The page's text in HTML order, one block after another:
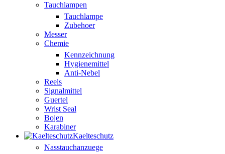
Tauchlampen
Tauchlampe
Zubehoer
Messer
Chemie
Kennzeichnung
Hygienemittel
Anti-Nebel
Reels
Signalmittel
Guertel
Wrist Seal
Bojen
Karabiner
Kaelteschutz
Nasstauchanzuege